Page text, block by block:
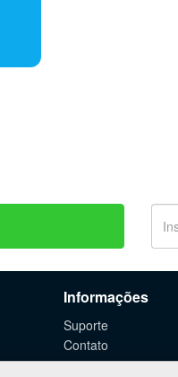
Informações
Suporte
Contato